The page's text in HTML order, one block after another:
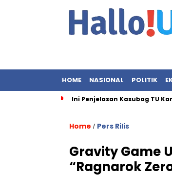
HOME NASIONAL POLITIK
Ini Penjelasan Kasubag TU
Home / Pers Rilis
Gravity Game
“Ragnarok